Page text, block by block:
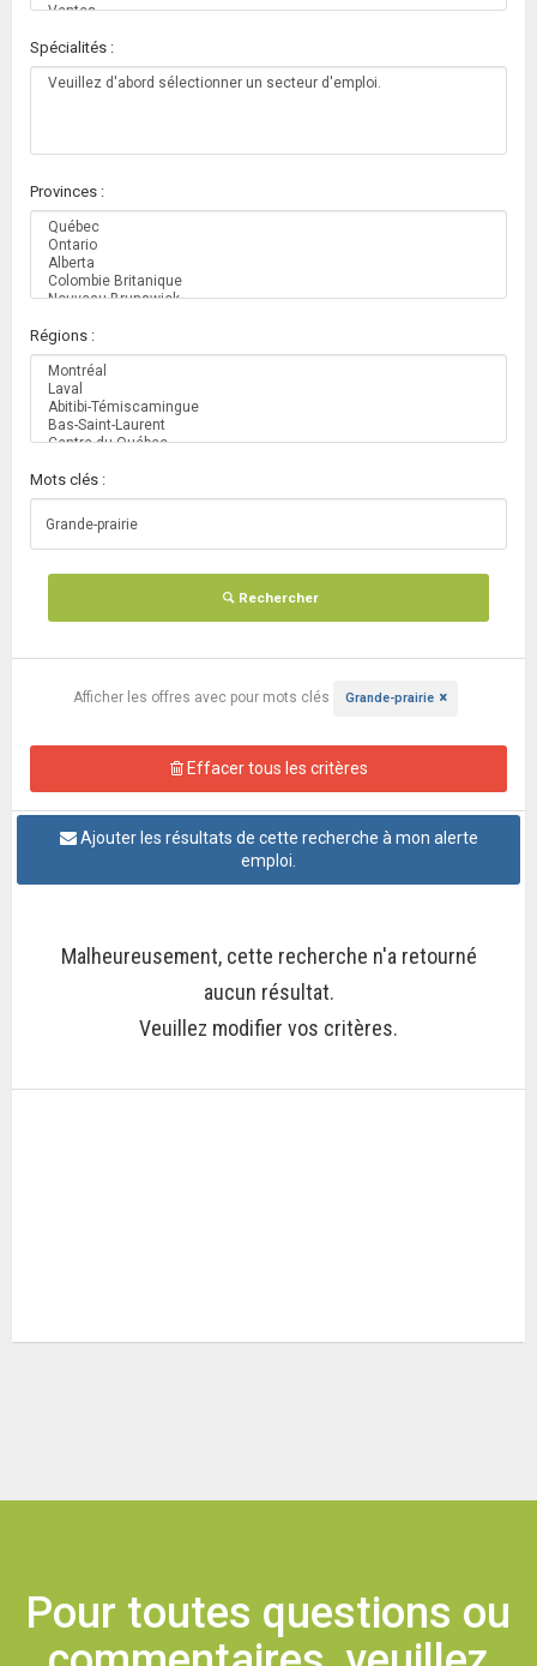
Spécialités :
Provinces :
Régions :
Mots clés :
Rechercher
Afficher les offres avec pour mots clés Grande-prairie
Effacer tous les critères
Ajouter les résultats de cette recherche à mon alerte
emploi.
Malheureusement, cette recherche n'a retourné
aucun résultat.
Veuillez modifier vos critères.
Pour toutes questions ou